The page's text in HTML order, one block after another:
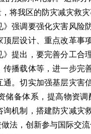
将我区的防灾减灾救灾
调要强化灾害风险
层设计、重点改革
提出，要完善分工
播载体等，进一步
。切实加强基层灾
储备体系，提高物资
机制，搭建防灾减
法，创新参与国际交流